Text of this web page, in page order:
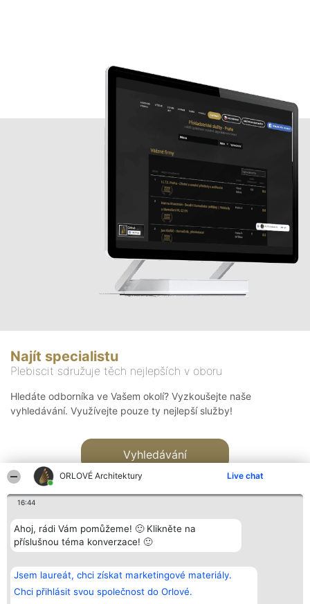
ORLOVÉ Architektury Live chat
16:44
Ahoj, rádi Vám pomůžeme! 🙂 Klikněte na
příslušnou téma konverzace! 🙂
Jsem laureát, chci získat marketingové materiály.
Chci přihlásit svou společnost do Orlové.
Najít specialistu
Plebiscit sdružuje těch nejlepších v oboru
Hledáte odborníka ve Vašem okolí? Vyzkoušejte naše
vyhledávání. Využívejte pouze ty nejlepší služby!
Vyhledávání
Bright Side Solutions sp. z o.
o. sp. k.
ul. Ruska 22
Wrocław 50-079
Vítězové
Seznam všech
laureátů
Zásady
Kontakt